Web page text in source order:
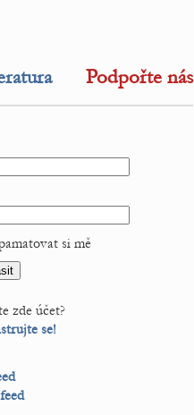
Podpořte nás
si mě
zde účet?
se!